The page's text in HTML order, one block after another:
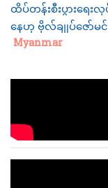
ထိပ်တန်းစီးပွားရေး
နေဟု ဗိုလ်ချုပ်ဇော်မင်
Category:
Myanmar